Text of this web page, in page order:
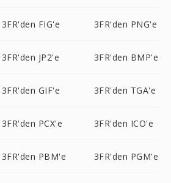
3FR'den FIG'e 3FR'den PNG'e
3FR'den JP2'e 3FR'den BMP'e
3FR'den GIF'e 3FR'den TGA'e
3FR'den PCX'e 3FR'den ICO'e
3FR'den PBM'e 3FR'den PGM'e